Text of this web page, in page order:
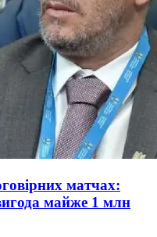
матчах:
майже 1 млн